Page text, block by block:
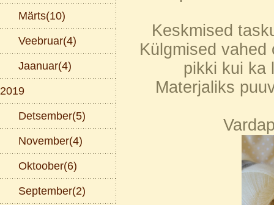
Märts(10)
Veebruar(4)
Jaanuar(4)
2019
Detsember(5)
November(4)
Oktoober(6)
September(2)
Keskmised
Külgmised
pikki kui ka
Materjaliks